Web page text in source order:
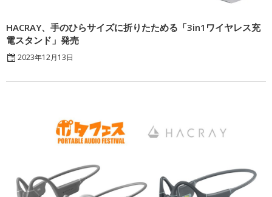
HACRAY、手のひらサイズに折りたためる「3in1ワイヤレス充
電スタンド」発売
2023年12月13日